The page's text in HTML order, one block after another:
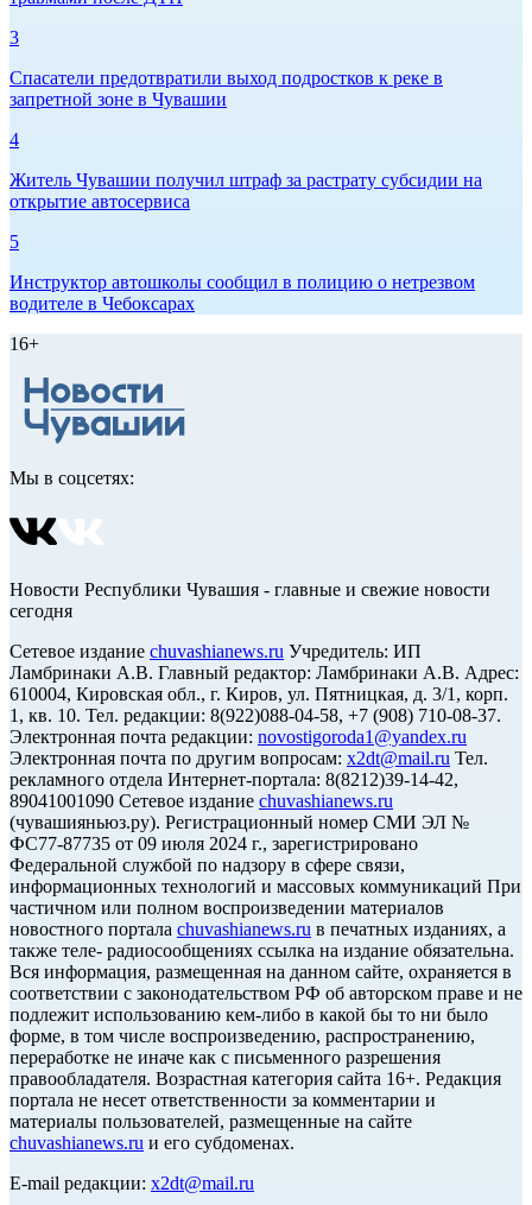
3
Спасатели предотвратили выход подростков к реке в
запретной зоне в Чувашии
4
Житель Чувашии получил штраф за растрату субсидии на
открытие автосервиса
5
Инструктор автошколы сообщил в полицию о нетрезвом
водителе в Чебоксарах
16+
Мы в соцсетях:
Новости Республики Чувашия - главные и свежие новости
сегодня
Сетевое издание chuvashianews.ru Учредитель: ИП
Ламбринаки А.В. Главный редактор: Ламбринаки А.В. Адрес:
610004, Кировская обл., г. Киров, ул. Пятницкая, д. 3/1, корп.
1, кв. 10. Тел. редакции: 8(922)088-04-58, +7 (908) 710-08-37.
Электронная почта редакции: novostigoroda1@yandex.ru
Электронная почта по другим вопросам: x2dt@mail.ru Тел.
рекламного отдела Интернет-портала: 8(8212)39-14-42,
89041001090 Сетевое издание chuvashianews.ru
(чувашияньюз.ру). Регистрационный номер СМИ ЭЛ №
ФС77-87735 от 09 июля 2024 г., зарегистрировано
Федеральной службой по надзору в сфере связи,
информационных технологий и массовых коммуникаций При
частичном или полном воспроизведении материалов
новостного портала chuvashianews.ru в печатных изданиях, а
также теле- радиосообщениях ссылка на издание обязательна.
Вся информация, размещенная на данном сайте, охраняется в
соответствии с законодательством РФ об авторском праве и не
подлежит использованию кем-либо в какой бы то ни было
форме, в том числе воспроизведению, распространению,
переработке не иначе как с письменного разрешения
правообладателя. Возрастная категория сайта 16+. Редакция
портала не несет ответственности за комментарии и
материалы пользователей, размещенные на сайте
chuvashianews.ru и его субдоменах.
E-mail редакции: x2dt@mail.ru